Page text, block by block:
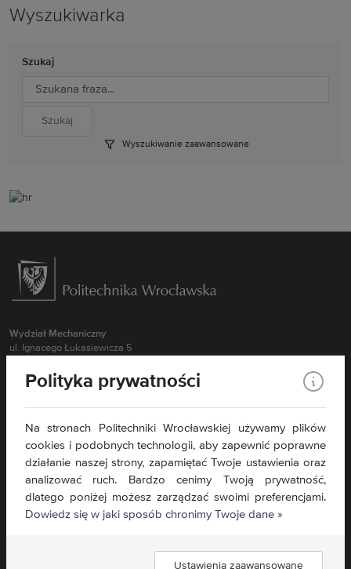
Wyszukiwarka
Szukaj
Wyszukiwanie zaawansowane
Wydział Mechaniczny
ul. Ignacego Łukasiewicza 5
Obsługa Studentów Stacjonarnych 71 320 27 55 (MBM, BI, NIS oraz
Obsługa Studentów Stacjonarnych 71 320 43 94 ( MTR, RiAP)
Obsługa Studentów Stacjonarnych 71 320 35 98 ( ZIP, TRN)
Obsługa Studentów Niestacjonarnych 71 320 27 57
Sekretariat dla Pracowników 71 320 27 15
Mapa serwisu »
Polityka prywatności
Na stronach Politechniki Wrocławskiej używamy plików
cookies i podobnych technologii, aby zapewnić poprawne
działanie naszej strony, zapamiętać Twoje ustawienia oraz
analizować ruch. Bardzo cenimy Twoją prywatność,
dlatego poniżej możesz zarządzać swoimi preferencjami.
Dowiedz się w jaki sposób chronimy Twoje dane »
Ustawienia zaawansowane